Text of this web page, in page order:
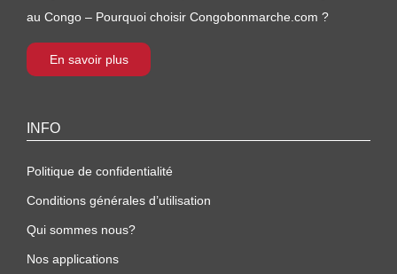
au Congo – Pourquoi choisir Congobonmarche.com ?
En savoir plus
INFO
Politique de confidentialité
Conditions générales d’utilisation
Qui sommes nous?
Nos applications